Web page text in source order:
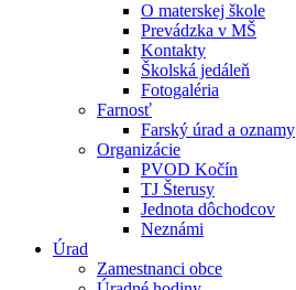
O materskej škole
Prevádzka v MŠ
Kontakty
Školská jedáleň
Fotogaléria
Farnosť
Farský úrad a oznamy
Organizácie
PVOD Kočín
TJ Šterusy
Jednota dôchodcov
Neznámi
Úrad
Zamestnanci obce